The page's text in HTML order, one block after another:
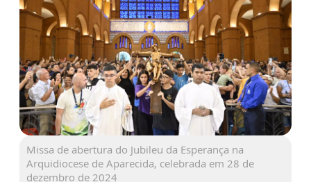
Missa de abertura do Jubileu da Esperança na
Arquidiocese de Aparecida, celebrada em 28 de
dezembro de 2024